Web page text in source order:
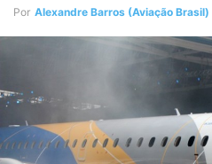
Por Alexandre Barros (Aviação Brasil)